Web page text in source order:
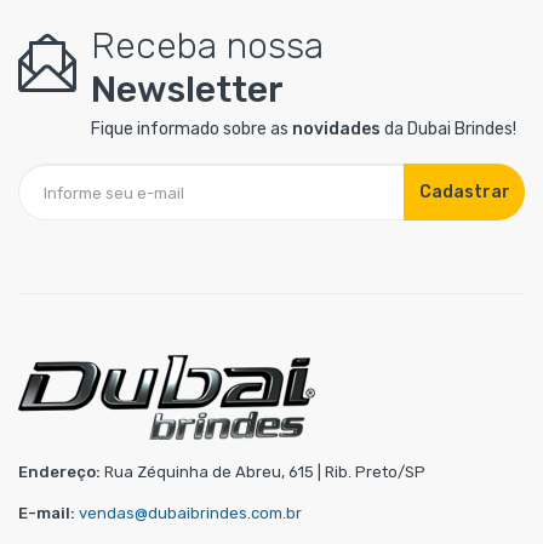
Receba nossa
Newsletter
Fique informado sobre as novidades da Dubai Brindes!
Cadastrar
Endereço: Rua Zéquinha de Abreu, 615 | Rib. Preto/SP
E-mail: vendas@dubaibrindes.com.br